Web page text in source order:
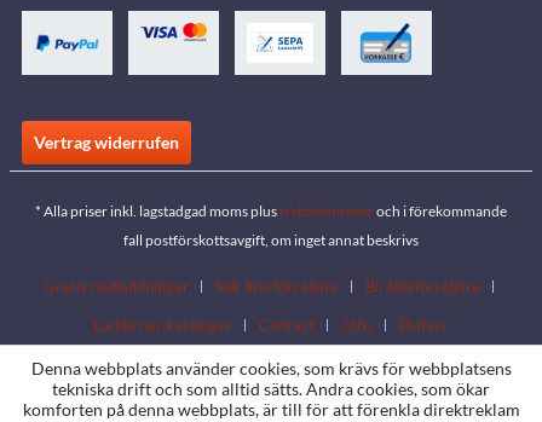
Vertrag widerrufen
* Alla priser inkl. lagstadgad moms plusfraktkostnaderoch i förekommande
fall postförskottsavgift, om inget annat beskrivs
Gratis nedladdningar Sök återförsäljare
Bli återförsäljare
Ladda ner kataloger
Contact Jobs Platser
Denna webbplats använder cookies, som krävs för webbplatsens
tekniska drift och som alltid sätts. Andra cookies, som ökar
komforten på denna webbplats, är till för att förenkla direktreklam